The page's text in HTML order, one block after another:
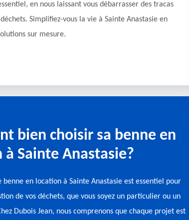
en nous laissant vous débarrasser des tracas
Simplifiez-vous la vie à Sainte Anastasie en
sur mesure.
bien choisir sa benne en
à Sainte Anastasie?
benne en location à Sainte Anastasie est essentiel pour
de vos déchets, que vous soyez un particulier ou un
Dubois Jean, nous comprenons que chaque projet est